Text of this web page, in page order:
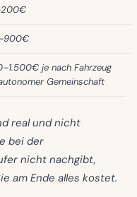
je nach Fahrzeug
Gemeinschaft
real und nicht
bei der
nicht nachgibt,
am Ende alles kostet.